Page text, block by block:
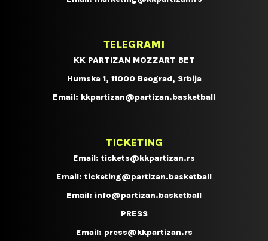
TELEGRAMI
KK PARTIZAN MOZZART BET
Humska 1, 11000 Beograd, Srbija
Email: kkpartizan@partizan.basketball
TICKETING
Email: tickets@kkpartizan.rs
Email: ticketing@partizan.basketball
Email: info@partizan.basketball
PRESS
Email: press@kkpartizan.rs